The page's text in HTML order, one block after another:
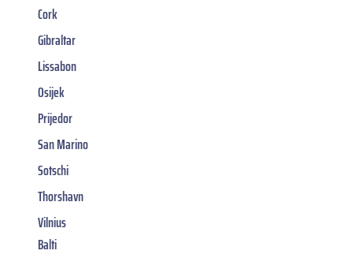
Cork
Gibraltar
Lissabon
Osijek
Prijedor
San Marino
Sotschi
Thorshavn
Vilnius
Balti